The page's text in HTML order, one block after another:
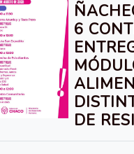
6
DE